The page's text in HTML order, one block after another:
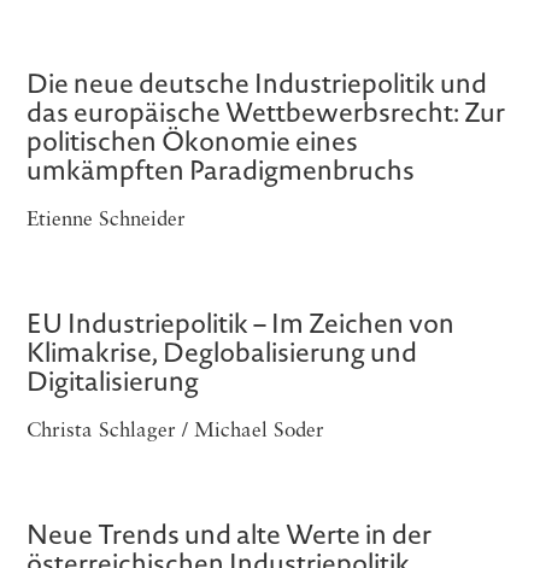
Die neue deutsche Industriepolitik und
das europäische Wettbewerbsrecht: Zur
politischen Ökonomie eines
umkämpften Paradigmenbruchs
Etienne Schneider
EU Industriepolitik – Im Zeichen von
Klimakrise, Deglobalisierung und
Digitalisierung
Christa Schlager / Michael Soder
Neue Trends und alte Werte in der